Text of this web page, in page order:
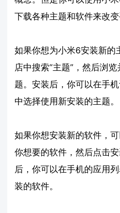
下载各种主题和软件来改变
如果你想为小米6安装新的
店中搜索“主题”，然后浏
题。安装后，你可以在手
中选择使用新安装的主题。
如果你想安装新的软件，
你想要的软件，然后点击
后，你可以在手机的应用
装的软件。